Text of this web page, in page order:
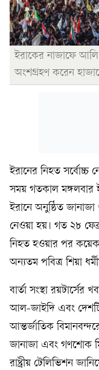
ইরাকের নাজাফে আলি
অংশগ্রহণ করেন
ইরানের নিহত সর্বোচ্চ
সময় গতকাল মঙ্গলবার
ইরানে অনুষ্ঠিত জানাজা
নেওয়া হয়। গত ২৮
নিহত হওয়ার পর কয়েক
অন্যতম পবিত্র শিয়া
বার্তা সংস্থা রয়টার্সের
আল-জাইদি এবং
আন্তর্জাতিক
জানাজা এবং গণশোক
রাষ্ট্রীয় টেলিভিশন